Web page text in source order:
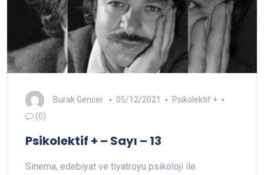
Burak Gencer 05/12/2021
Psikolektif +
(0)
Psikolektif + – Sayı – 13
Sinema, edebiyat ve tiyatroyu psikoloji ile